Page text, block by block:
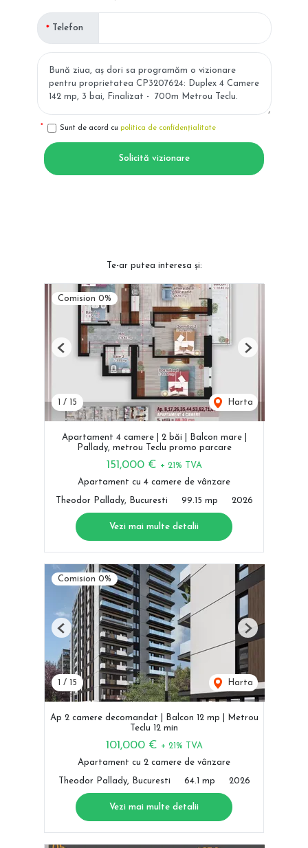
Telefon
Sunt de acord cu politica de confidențialitate
Solicită vizionare
Te-ar putea interesa și:
Comision 0%
/ 15 Harta
Previous Next
Apartament 4 camere | 2 băi | Balcon mare |
Pallady, metrou Teclu promo parcare
151,000 € + 21% TVA
Apartament cu 4 camere de vânzare
Theodor Pallady, Bucuresti 99.15 mp 2026
Vezi mai multe detalii
Comision 0%
/ 15 Harta
Previous Next
Ap 2 camere decomandat | Balcon 12 mp | Metrou
Teclu 12 min
101,000 € + 21% TVA
Apartament cu 2 camere de vânzare
Theodor Pallady, Bucuresti 64.1 mp 2026
Vezi mai multe detalii